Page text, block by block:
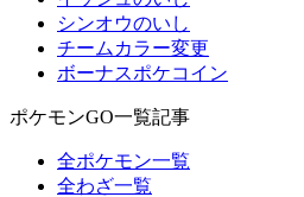
シンオウのいし
チームカラー変更
ボーナスポケコイン
ポケモンGO一覧記事
全ポケモン一覧
全わざ一覧